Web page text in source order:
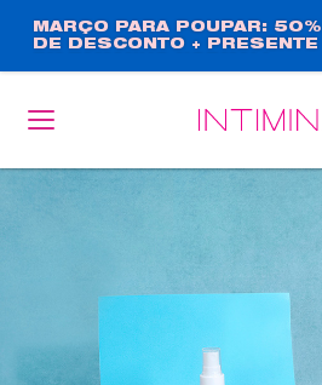
para
o
conteúdo
principal
MARÇO PARA POUPAR: 50%
DE DESCONTO + PRESENTE